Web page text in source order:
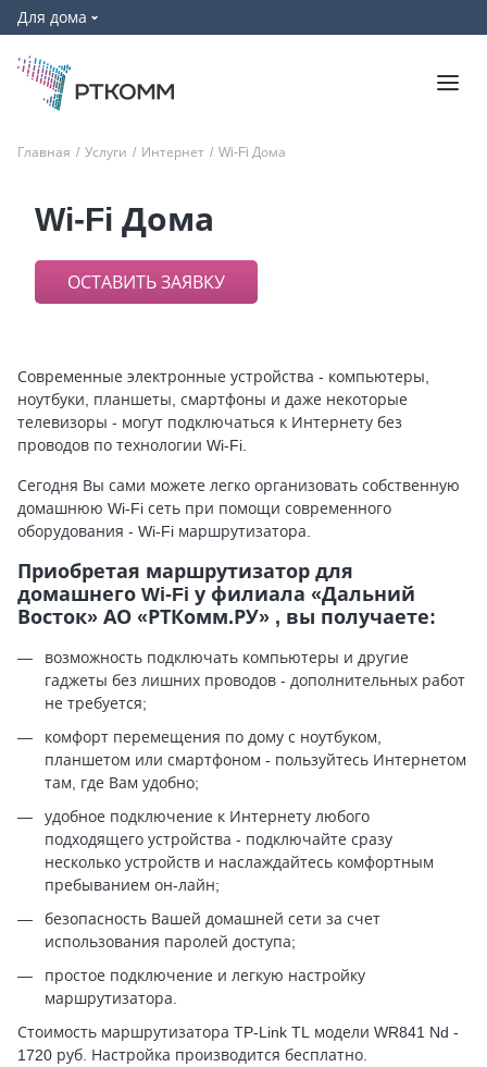
Для дома
Главная / Услуги / Интернет / Wi-Fi Дома
Wi-Fi Дома
ОСТАВИТЬ ЗАЯВКУ
Современные электронные устройства - компьютеры,
ноутбуки, планшеты, смартфоны и даже некоторые
телевизоры - могут подключаться к Интернету без
проводов по технологии Wi-Fi.
Сегодня Вы сами можете легко организовать собственную
домашнюю Wi-Fi сеть при помощи современного
оборудования - Wi-Fi маршрутизатора.
Приобретая маршрутизатор для
домашнего Wi-Fi у филиала «Дальний
Восток» АО «РТКомм.РУ» , вы получаете:
возможность подключать компьютеры и другие
гаджеты без лишних проводов - дополнительных работ
не требуется;
комфорт перемещения по дому с ноутбуком,
планшетом или смартфоном - пользуйтесь Интернетом
там, где Вам удобно;
удобное подключение к Интернету любого
подходящего устройства - подключайте сразу
несколько устройств и наслаждайтесь комфортным
пребыванием он-лайн;
безопасность Вашей домашней сети за счет
использования паролей доступа;
простое подключение и легкую настройку
маршрутизатора.
Стоимость маршрутизатора TP-Link TL модели WR841 Nd -
1720 руб. Настройка производится бесплатно.